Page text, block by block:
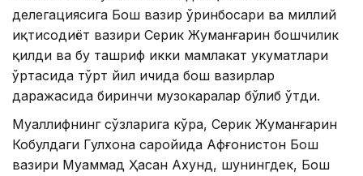
делегациясига Бош вазир ўринбосари ва миллий
иқтисодиёт вазири Серик Жуманғарин бошчилик
қилди ва бу ташриф икки мамлакат ҳукуматлари
ўртасида тўрт йил ичида бош вазирлар
даражасида биринчи музокаралар бўлиб ўтди.
Муаллифнинг сўзларига кўра, Серик Жуманғарин
Кобулдаги Гулхона саройида Афғонистон Бош
вазири Муҳаммад Ҳасан Ахунд, шунингдек, Бош